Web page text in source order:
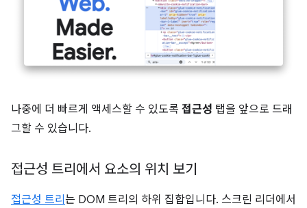
나중에 더 빠르게 액세스할 수 있도록 접근성 탭을 앞으로 드래
그할 수 있습니다.
접근성 트리에서 요소의 위치 보기
접근성 트리 는 DOM 트리의 하위 집합입니다. 스크린 리더에서